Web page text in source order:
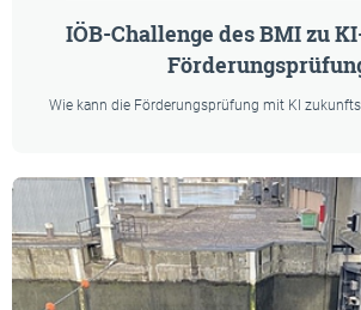
IÖB-Challenge des BMI zu
Wie kann die Förderungsprüfung mit KI